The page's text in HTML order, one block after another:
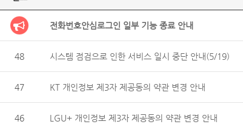
전화번호안심로그인 일부 기능 종료 안내
48 시스템 점검으로 인한 서비스 일시 중단 안내(5/19)
47 KT 개인정보 제3자 제공동의 약관 변경 안내
46 LGU+ 개인정보 제3자 제공동의 약관 변경 안내